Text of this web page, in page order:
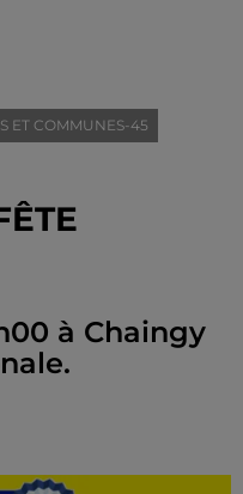
ET COMMUNES-45
à Chaingy